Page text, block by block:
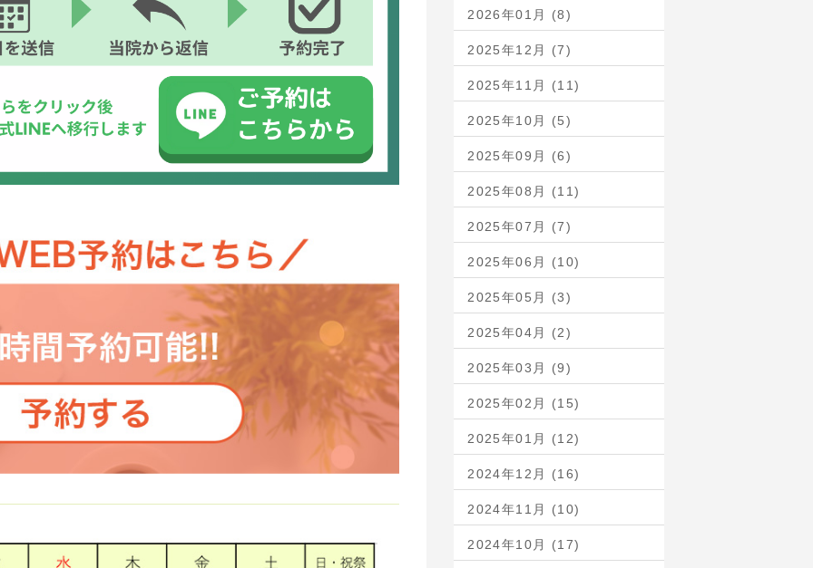
2026年01月 (8)
2025年12月 (7)
2025年11月 (11)
2025年10月 (5)
2025年09月 (6)
2025年08月 (11)
2025年07月 (7)
2025年06月 (10)
2025年05月 (3)
2025年04月 (2)
2025年03月 (9)
2025年02月 (15)
2025年01月 (12)
2024年12月 (16)
2024年11月 (10)
2024年10月 (17)